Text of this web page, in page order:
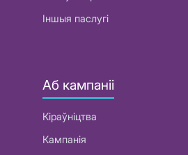
Іншыя паслугі
Аб кампаніі
Кіраўніцтва
Кампанія